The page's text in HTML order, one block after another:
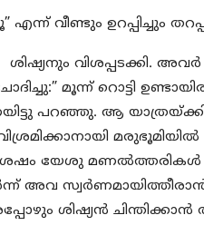
എന്ന് വീണ്ടും ഉറപ്പിച്ചും
ശിഷ്യനും വിശപ്പടക്കി.
മൂന്ന് റൊട്ടി
പറഞ്ഞു. ആ
മരുഭൂമിയിൽ
യേശു മണൽത്തരികൾ
അവ
ശിഷ്യൻ ചിന്തിക്കാൻ